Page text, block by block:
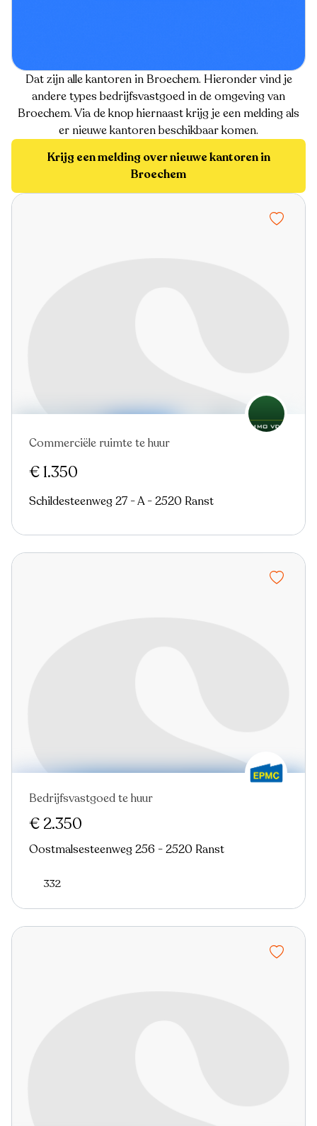
Dat zijn alle kantoren in Broechem. Hieronder vind je
andere types bedrijfsvastgoed in de omgeving van
Broechem. Via de knop hiernaast krijg je een melding als
er nieuwe kantoren beschikbaar komen.
Krijg een melding over nieuwe kantoren in
Broechem
Commerciële ruimte te huur
€ 1.350
Schildesteenweg 27 - A - 2520 Ranst
Bedrijfsvastgoed te huur
€ 2.350
Oostmalsesteenweg 256 - 2520 Ranst
332